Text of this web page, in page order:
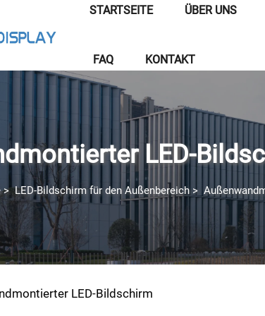
STARTSEITE ÜBER UNS
FAQ KONTAKT
LED-
>LED-Bildschirm für den Außenbereich >
LED-Bildschirm